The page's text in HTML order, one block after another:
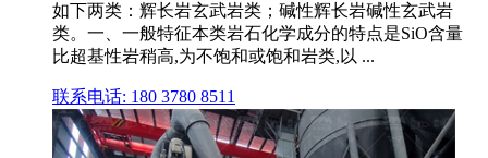
如下两类：辉长岩玄武岩类；碱性辉长岩碱性玄武岩
类。一、一般特征本类岩石化学成分的特点是SiO含量
比超基性岩稍高,为不饱和或饱和岩类,以 ...
联系电话: 180 3780 8511